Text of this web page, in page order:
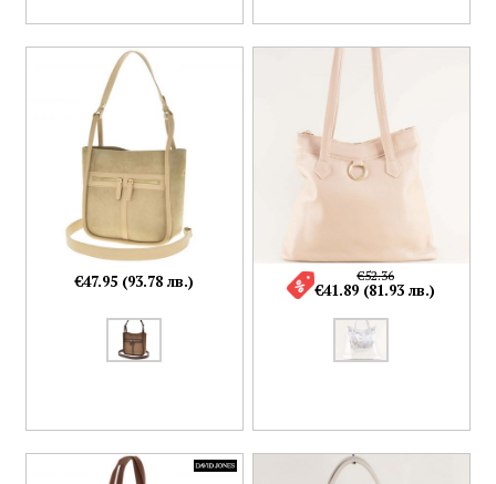
€47.95 (93.78 лв.) €52.36
€41.89 (81.93 лв.)